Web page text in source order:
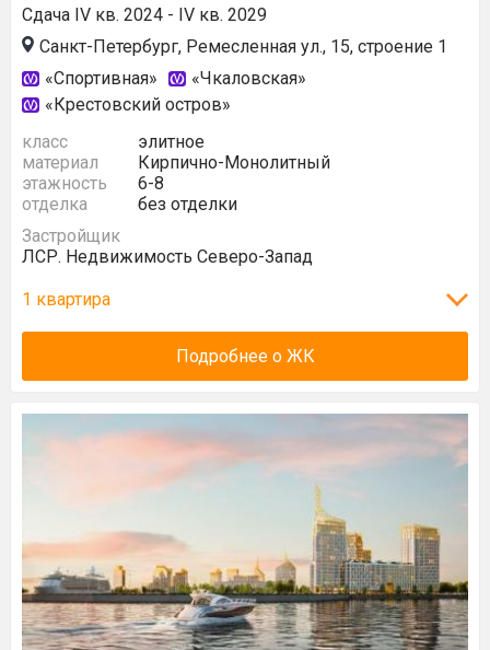
Сдача IV кв. 2024 - IV кв. 2029
Санкт-Петербург, Ремесленная ул., 15, строение 1
«Спортивная»
«Чкаловская»
«Крестовский остров»
класс
элитное
материал
Кирпично-Монолитный
этажность
6-8
отделка
без отделки
Застройщик
ЛСР. Недвижимость Северо-Запад
1 квартира
Подробнее о ЖК